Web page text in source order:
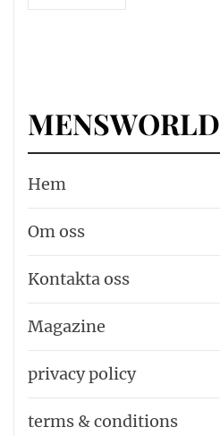
MENSWORLD
Hem
Om oss
Kontakta oss
Magazine
privacy policy
terms & conditions